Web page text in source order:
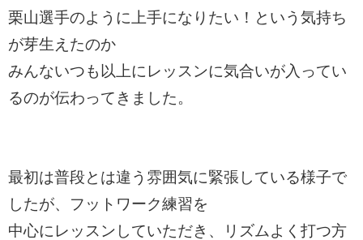
栗山選手のように上手になりたい！という気持ち
が芽生えたのか
みんないつも以上にレッスンに気合いが入ってい
るのが伝わってきました。
最初は普段とは違う雰囲気に緊張している様子で
したが、フットワーク練習を
中心にレッスンしていただき、リズムよく打つ方